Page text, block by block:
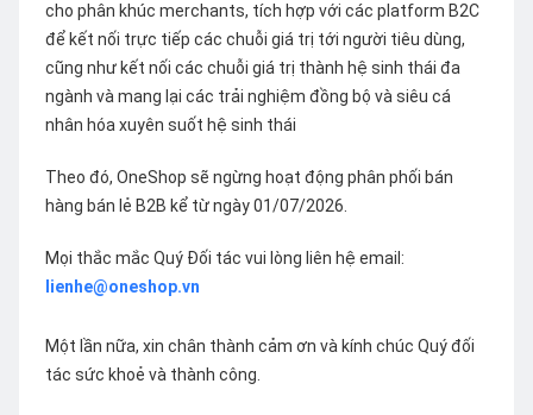
cho phân khúc merchants, tích hợp với các platform B2C
để kết nối trực tiếp các chuỗi giá trị tới người tiêu dùng,
cũng như kết nối các chuỗi giá trị thành hệ sinh thái đa
ngành và mang lại các trải nghiệm đồng bộ và siêu cá
nhân hóa xuyên suốt hệ sinh thái
Theo đó, OneShop sẽ ngừng hoạt động phân phối bán
hàng bán lẻ B2B kể từ ngày 01/07/2026.
Mọi thắc mắc Quý Đối tác vui lòng liên hệ email:
lienhe@oneshop.vn
Một lần nữa, xin chân thành cảm ơn và kính chúc Quý đối
tác sức khoẻ và thành công.